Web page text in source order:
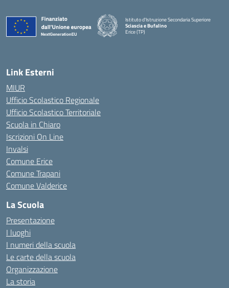
Istituto d'Istruzione Secondaria Superiore
Sciascia e Bufalino
Erice (TP)
Link Esterni
MIUR
Ufficio Scolastico Regionale
Ufficio Scolastico Territoriale
Scuola in Chiaro
Iscrizioni On Line
Invalsi
Comune Erice
Comune Trapani
Comune Valderice
La Scuola
Presentazione
I luoghi
I numeri della scuola
Le carte della scuola
Organizzazione
La storia